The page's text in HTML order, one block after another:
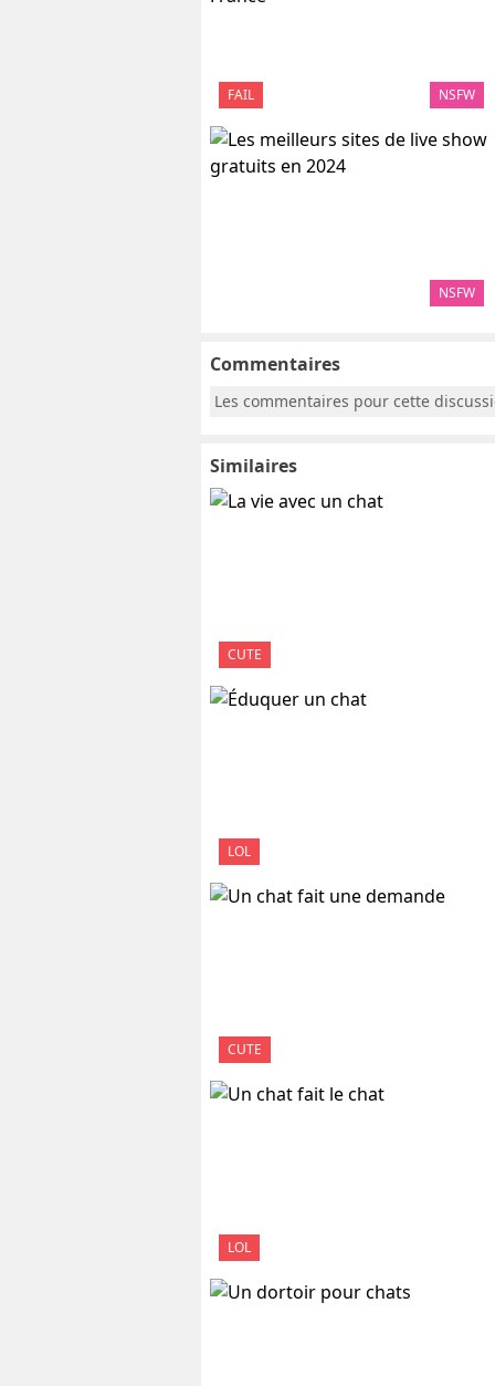
FAIL NSFW
NSFW
Commentaires
Les commentaires pour cette
Similaires
CUTE
LOL
CUTE
LOL